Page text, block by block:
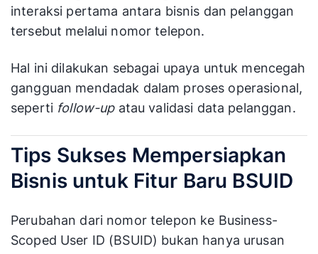
interaksi pertama antara bisnis dan pelanggan
tersebut melalui nomor telepon.
Hal ini dilakukan sebagai upaya untuk mencegah
gangguan mendadak dalam proses operasional,
seperti follow-upatau validasi data pelanggan.
Tips Sukses Mempersiapkan
Bisnis untuk Fitur Baru BSUID
Perubahan dari nomor telepon ke Business-
Scoped User ID (BSUID) bukan hanya urusan